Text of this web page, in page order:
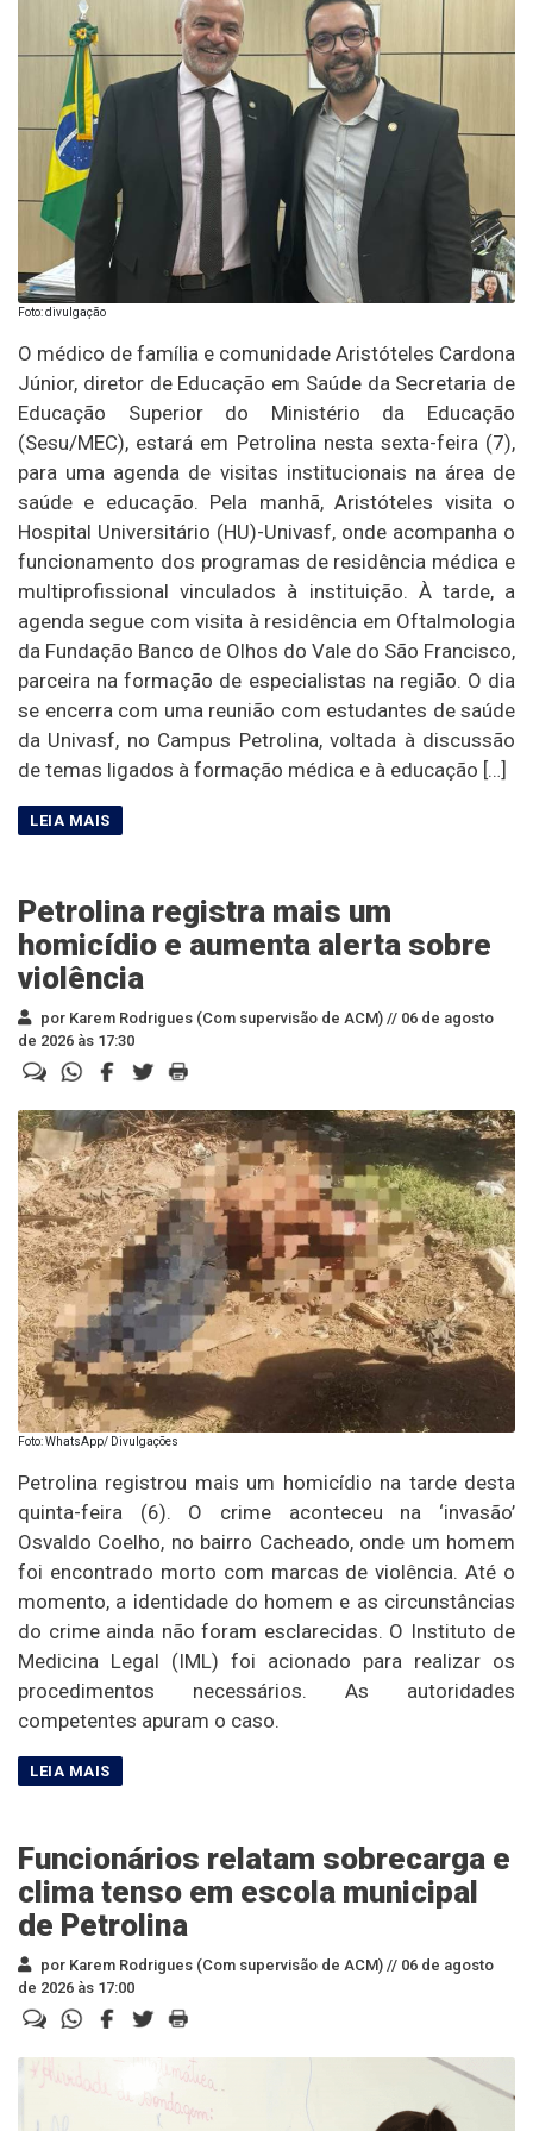
Foto: divulgação
O médico de família e comunidade Aristóteles Cardona
Júnior, diretor de Educação em Saúde da Secretaria de
Educação Superior do Ministério da Educação
(Sesu/MEC), estará em Petrolina nesta sexta-feira (7),
para uma agenda de visitas institucionais na área de
saúde e educação. Pela manhã, Aristóteles visita o
Hospital Universitário (HU)-Univasf, onde acompanha o
funcionamento dos programas de residência médica e
multiprofissional vinculados à instituição. À tarde, a
agenda segue com visita à residência em Oftalmologia
da Fundação Banco de Olhos do Vale do São Francisco,
parceira na formação de especialistas na região. O dia
se encerra com uma reunião com estudantes de saúde
da Univasf, no Campus Petrolina, voltada à discussão
de temas ligados à formação médica e à educação […]
Petrolina registra mais um
homicídio e aumenta alerta sobre
violência
por Karem Rodrigues (Com supervisão de ACM) // 06 de agosto
de 2026 às 17:30
Foto: WhatsApp/ Divulgações
Petrolina registrou mais um homicídio na tarde desta
quinta-feira (6). O crime aconteceu na ‘invasão’
Osvaldo Coelho, no bairro Cacheado, onde um homem
foi encontrado morto com marcas de violência. Até o
momento, a identidade do homem e as circunstâncias
do crime ainda não foram esclarecidas. O Instituto de
Medicina Legal (IML) foi acionado para realizar os
procedimentos necessários. As autoridades
competentes apuram o caso.
Funcionários relatam sobrecarga e
clima tenso em escola municipal
de Petrolina
por Karem Rodrigues (Com supervisão de ACM) // 06 de agosto
de 2026 às 17:00